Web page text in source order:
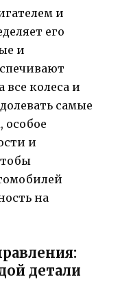
и
его
и
колеса и
самые
особое
и
на
детали